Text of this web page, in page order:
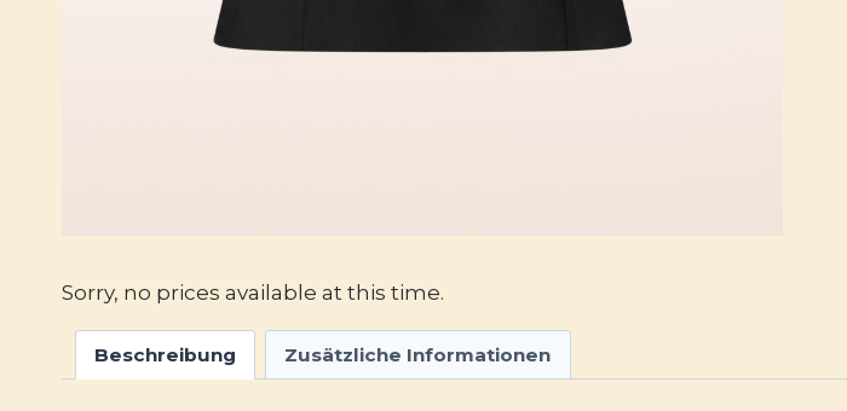
Sorry, no prices available at this time.
Beschreibung Zusätzliche Informationen